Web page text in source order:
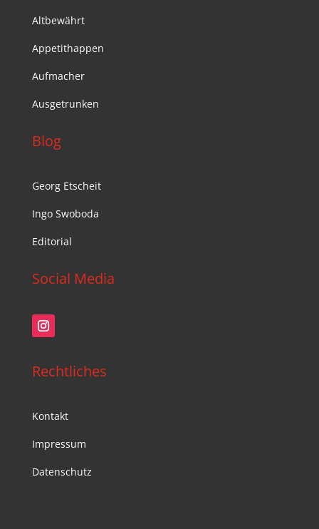
Altbewährt
Appetithappen
Aufmacher
Ausgetrunken
Blog
Georg Etscheit
Ingo Swoboda
Editorial
Social Media
Rechtliches
Kontakt
Impressum
Datenschutz